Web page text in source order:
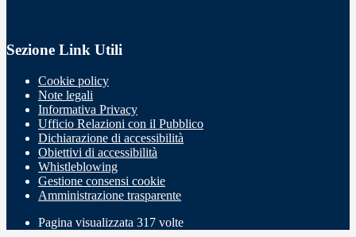
Sezione Link Utili
Cookie policy
Note legali
Informativa Privacy
Ufficio Relazioni con il Pubblico
Dichiarazione di accessibilità
Obiettivi di accessibilità
Whistleblowing
Gestione consensi cookie
Amministrazione trasparente
Pagina visualizzata 317 volte